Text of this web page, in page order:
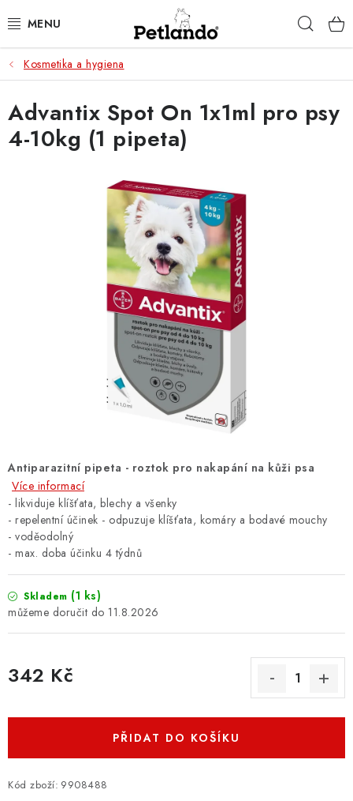
na
PRO PSY
PRO KOČKY
PRO PÁNÍČKY
ZACHRAŇ PRODUKT
O nás Kontakty
Hodnocení obchodu
Jak vyměnit či vrátit zboží
Obchodní podmínky
Doprava a platba
Kosmetika a hygiena
Antiparazitní pipeta - roztok pro nakapání na kůži psa
Více informací
- likviduje klíšťata, blechy a všenky
- repelentní účinek - odpuzuje klíšťata, komáry a bodavé mouchy
- voděodolný
- max. doba účinku 4 týdnů
Skladem (1 ks)
11.8.2026
342 Kč
PŘIDAT DO KOŠÍKU
Kód zboží: 9908488
Advantix Spot On 1x1ml pro psy
4-10kg (1 pipeta)